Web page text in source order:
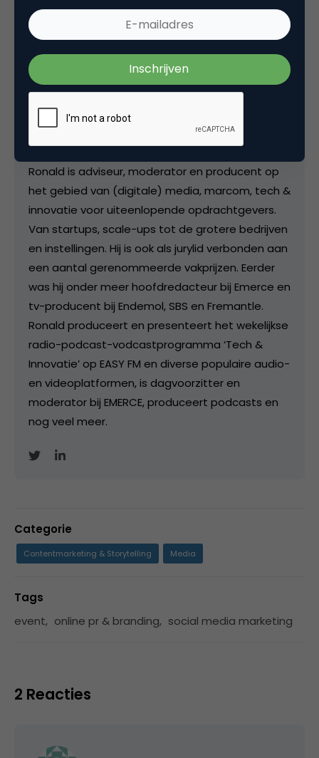
Ronald ter Voert
ADVISOR | MODERATOR | EXPERT in
tech & innovation | Owner of RTV
Ronald is adviseur, moderator en producent op
het gebied van (digitale) media, marcom, tech &
innovatie voor uiteenlopende opdrachtgevers.
Van startups, scale-ups tot de grotere bedrijven
en instellingen. Hij is ook als jurylid verbonden aan
een aantal gerenommeerde vakprijzen. Eerder
was hij onder meer hoofdredacteur bij Emerce en
tv-producent bij Endemol, SBS en Fremantle.
Ronald produceert en presenteert het wekelijkse
radio-podcast-vodcastprogramma ‘Tech &
Innovatie’ op EASY FM en diverse populaire audio-
en videoplatformen, is dagvoorzitter en
moderator bij EMERCE, produceert podcasts en
nog veel meer.
Categorie
Contentmarketing & Storytelling Media
Tags
event, online pr & branding, social media marketing
2 Reacties